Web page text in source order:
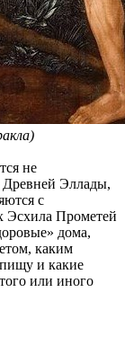
не
Эллады,
с
Эсхила Прометей
дома,
каким
и какие
или иного